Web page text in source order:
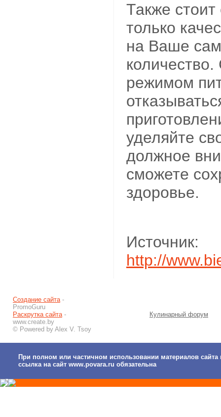
Также стоит
только
на Ваше
режимом
уделяйте
должное
сможете
здоровье.
Источник:
http://
Создание сайта-
PromoGuru
Раскрутка сайта-
www.create.by
© Powered by Alex V. Tsoy
Кулинарный форум
При полном или частичном использовании материалов сайта
ссылка на сайт www.povara.ru обязательна